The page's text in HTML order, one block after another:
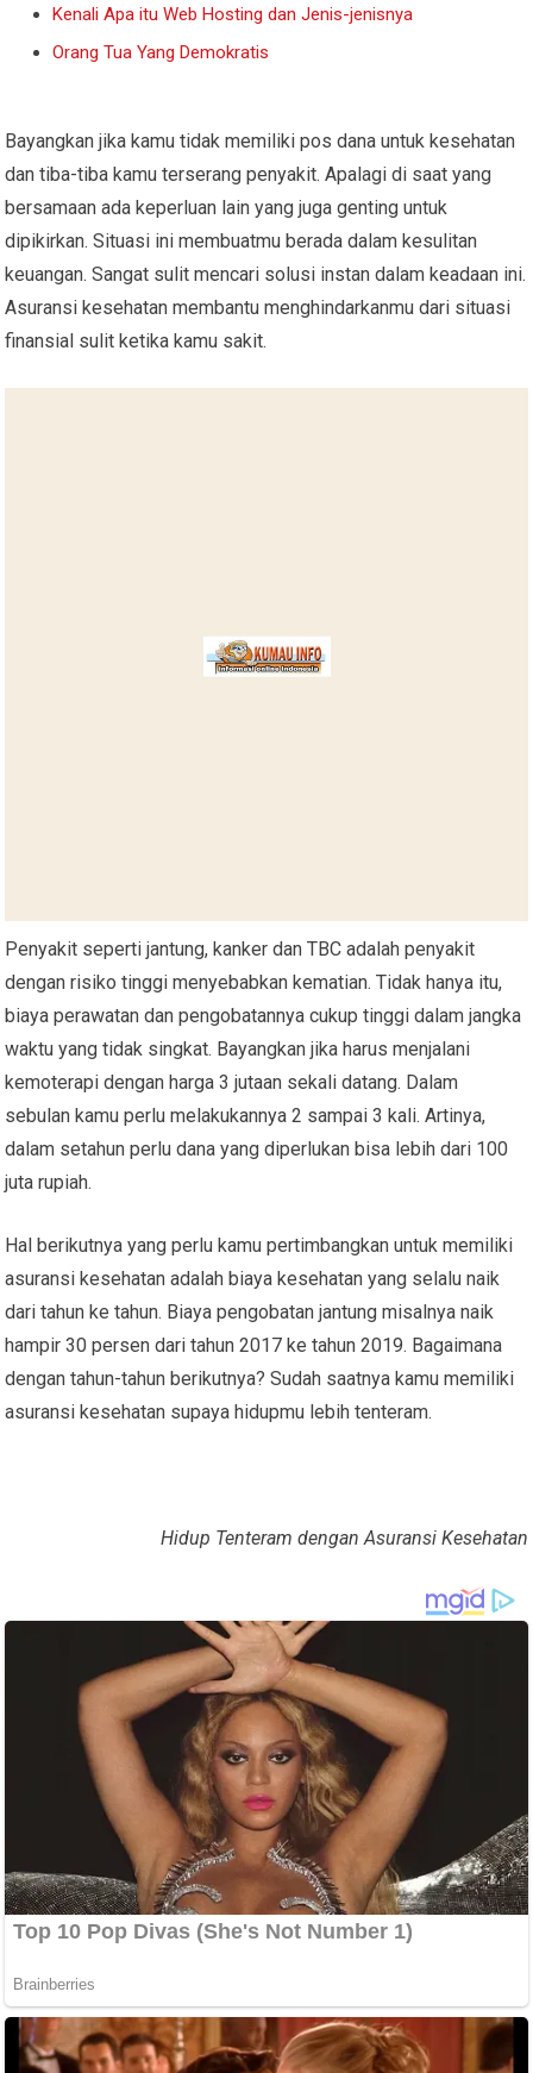
Kenali Apa itu Web Hosting dan Jenis-jenisnya
Orang Tua Yang Demokratis
Bayangkan jika kamu tidak memiliki pos dana untuk kesehatan
dan tiba-tiba kamu terserang penyakit. Apalagi di saat yang
bersamaan ada keperluan lain yang juga genting untuk
dipikirkan. Situasi ini membuatmu berada dalam kesulitan
keuangan. Sangat sulit mencari solusi instan dalam keadaan ini.
Asuransi kesehatan membantu menghindarkanmu dari situasi
finansial sulit ketika kamu sakit.
Penyakit seperti jantung, kanker dan TBC adalah penyakit
dengan risiko tinggi menyebabkan kematian. Tidak hanya itu,
biaya perawatan dan pengobatannya cukup tinggi dalam jangka
waktu yang tidak singkat. Bayangkan jika harus menjalani
kemoterapi dengan harga 3 jutaan sekali datang. Dalam
sebulan kamu perlu melakukannya 2 sampai 3 kali. Artinya,
dalam setahun perlu dana yang diperlukan bisa lebih dari 100
juta rupiah.
Hal berikutnya yang perlu kamu pertimbangkan untuk memiliki
asuransi kesehatan adalah biaya kesehatan yang selalu naik
dari tahun ke tahun. Biaya pengobatan jantung misalnya naik
hampir 30 persen dari tahun 2017 ke tahun 2019. Bagaimana
dengan tahun-tahun berikutnya? Sudah saatnya kamu memiliki
asuransi kesehatan supaya hidupmu lebih tenteram.
Hidup Tenteram dengan Asuransi Kesehatan